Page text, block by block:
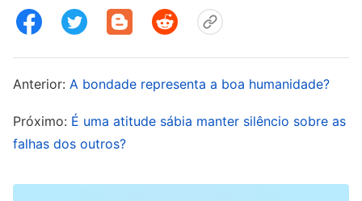
deficiências corretamente e não viver em
delas? Por que está sendo tão indireta? Acha que
elas reconhecerão o problema que têm se falar
Anterior: A bondade representa a boa humanidade?
Próximo: É uma atitude sábia manter silêncio sobre as
falhas dos outros?